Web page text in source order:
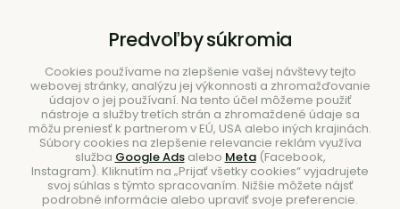
Hľadať
Predvoľby súkromia
Cookies používame na zlepšenie vašej návštevy tejto
webovej stránky, analýzu jej výkonnosti a zhromažďovanie
údajov o jej používaní. Na tento účel môžeme použiť
nástroje a služby tretích strán a zhromaždené údaje sa
môžu preniesť k partnerom v EÚ, USA alebo iných krajinách.
Súbory cookies na zlepšenie relevancie reklám využíva
služba Google Adsalebo Meta(Facebook,
Instagram). Kliknutím na „Prijať všetky cookies“ vyjadrujete
svoj súhlas s týmto spracovaním. Nižšie môžete nájsť
podrobné informácie alebo upraviť svoje preferencie.